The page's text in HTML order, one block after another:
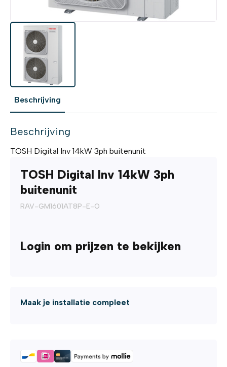
Beschrijving
Beschrijving
TOSH Digital Inv 14kW 3ph buitenunit
TOSH Digital Inv 14kW 3ph
buitenunit
RAV-GM1601AT8P-E-O
Login om prijzen te bekijken
Maak je installatie compleet